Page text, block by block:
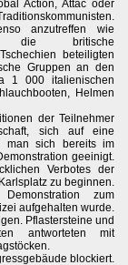
Action, Attac oder
anzutreffen wie
die britische
beteiligten
Gruppen an den
1 000 italienischen
Helmen
der Teilnehmer
sich auf eine
man sich bereits im
geeinigt.
Verbotes der
zu beginnen.
zum
aufgehalten wurde.
Pflastersteine und
antworteten mit
blockiert.